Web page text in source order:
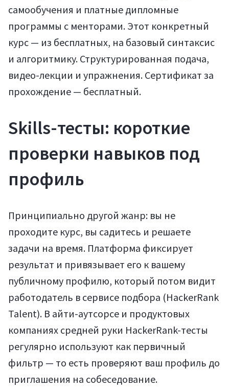
Регистрация
самообучения и платные дипломные
программы с менторами. Этот конкретный
курс — из бесплатных, на базовый синтаксис
и алгоритмику. Структурированная подача,
видео-лекции и упражнения. Сертификат за
прохождение — бесплатный.
Skills-тесты: короткие
проверки навыков под
профиль
Принципиально другой жанр: вы не
проходите курс, вы садитесь и решаете
задачи на время. Платформа фиксирует
результат и привязывает его к вашему
публичному профилю, который потом видит
работодатель в сервисе подбора (HackerRank
Talent). В айти-аутсорсе и продуктовых
компаниях средней руки HackerRank-тесты
регулярно используют как первичный
фильтр — то есть проверяют ваш профиль до
приглашения на собеседование.